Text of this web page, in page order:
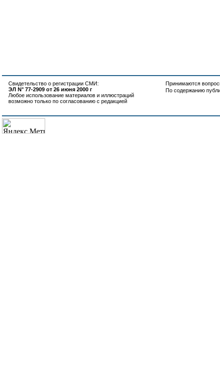
Свидетельство о регистрации СМИ:
ЭЛ N° 77-2909 от 26 июня 2000 г
Любое использование материалов и иллюстраций
возможно только по согласованию с редакцией
Принимаются
По содержанию